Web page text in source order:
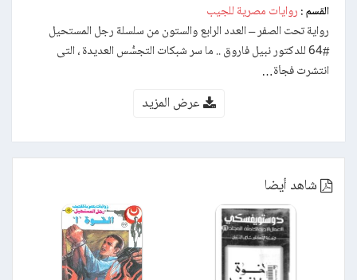
القسم : روايات مصرية للجيب
رواية تحت الصفر – العدد الرابع والستون من سلسلة رجل المستحيل
#64 للدكتور نبيل فاروق .. ما سر شبكات التجسُّس العديدة ، التى
انتشرت فجأة…
عرض المزيد
شاهد أيضا